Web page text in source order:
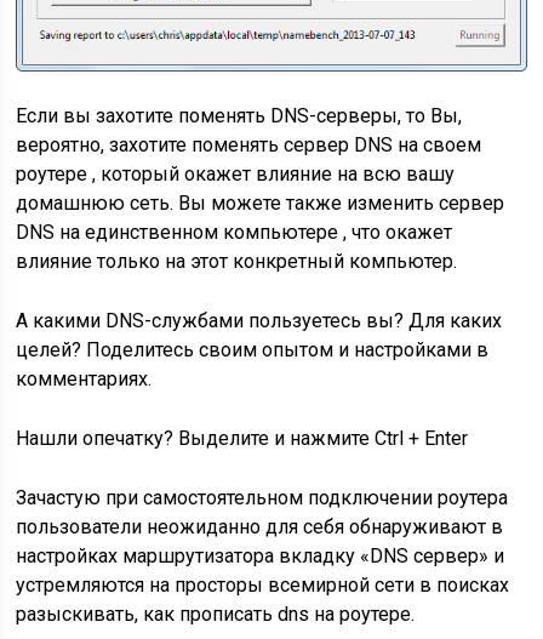
Если вы захотите поменять DNS-серверы, то Вы,
вероятно, захотите поменять сервер DNS на своем
роутере , который окажет влияние на всю вашу
домашнюю сеть. Вы можете также изменить сервер
DNS на единственном компьютере , что окажет
влияние только на этот конкретный компьютер.
А какими DNS-службами пользуетесь вы? Для каких
целей? Поделитесь своим опытом и настройками в
комментариях.
Нашли опечатку? Выделите и нажмите Ctrl + Enter
Зачастую при самостоятельном подключении роутера
пользователи неожиданно для себя обнаруживают в
настройках маршрутизатора вкладку «DNS сервер» и
устремляются на просторы всемирной сети в поисках
разыскивать, как прописать dns на роутере.